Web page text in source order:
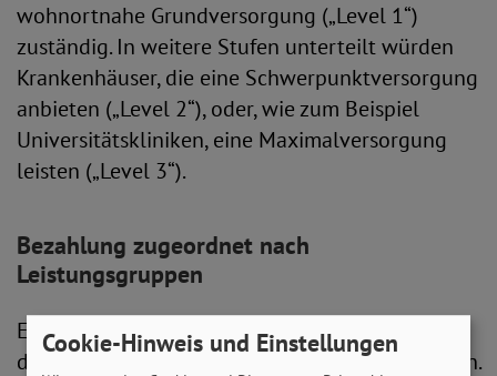
wohnortnahe Grundversorgung („Level 1“)
zuständig. In weitere Stufen unterteilt würden
Krankenhäuser, die eine Schwerpunktversorgung
anbieten („Level 2“), oder, wie zum Beispiel
Universitätskliniken, eine Maximalversorgung
leisten („Level 3“).
Bezahlung zugeordnet nach
Leistungsgruppen
Ebenfalls verbessern soll sich die Qualität
durchgeführter Behandlungen oder Operationen.
Cookie-Hinweis und Einstellungen